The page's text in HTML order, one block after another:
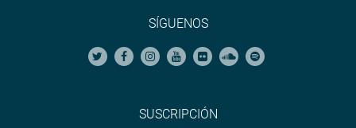
SÍGUENOS
SUSCRIPCIÓN